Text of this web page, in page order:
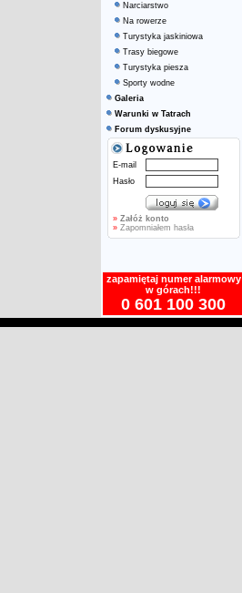
Narciarstwo
Na rowerze
Turystyka jaskiniowa
Trasy biegowe
Turystyka piesza
Sporty wodne
Galeria
Warunki w Tatrach
Forum dyskusyjne
E-mail
Hasło
» Załóż konto
»Zapomniałem hasła
zapamiętaj numer alarmowy
w górach!!!
0 601 100 300